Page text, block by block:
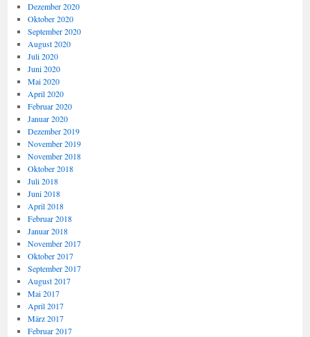
Dezember 2020
Oktober 2020
September 2020
August 2020
Juli 2020
Juni 2020
Mai 2020
April 2020
Februar 2020
Januar 2020
Dezember 2019
November 2019
November 2018
Oktober 2018
Juli 2018
Juni 2018
April 2018
Februar 2018
Januar 2018
November 2017
Oktober 2017
September 2017
August 2017
Mai 2017
April 2017
März 2017
Februar 2017